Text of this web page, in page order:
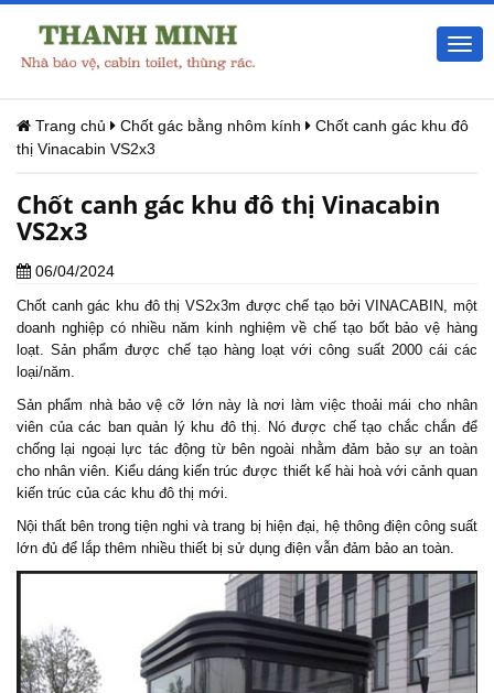
Trang chủ Chốt gác bằng nhôm kính
Chốt canh gác khu đô
thị Vinacabin VS2x3
Chốt canh gác khu đô thị Vinacabin
VS2x3
06/04/2024
Chốt canh gác khu đô thị VS2x3m được chế tạo bởi VINACABIN, một
doanh nghiệp có nhiều năm kinh nghiệm về chế tạo bốt bảo vệ hàng
loạt. Sản phẩm được chế tạo hàng loạt với công suất 2000 cái các
loại/năm.
Sản phẩm nhà bảo vệ cỡ lớn này là nơi làm việc thoải mái cho nhân
viên của các ban quản lý khu đô thị. Nó được chế tạo chắc chắn để
chống lại ngoại lực tác động từ bên ngoài nhằm đảm bảo sự an toàn
cho nhân viên. Kiểu dáng kiến trúc được thiết kế hài hoà với cảnh quan
kiến trúc của các khu đô thị mới.
Nội thất bên trong tiện nghi và trang bị hiện đại, hệ thông điện công suất
lớn đủ để lắp thêm nhiều thiết bị sử dụng điện vẫn đảm bảo an toàn.